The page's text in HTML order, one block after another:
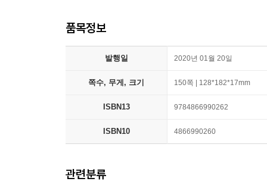
품목정보
발행일 2020년 01월 20일
쪽수, 무게, 크기 150쪽 | 128*182*17mm
ISBN13 9784866990262
ISBN10 4866990260
관련분류